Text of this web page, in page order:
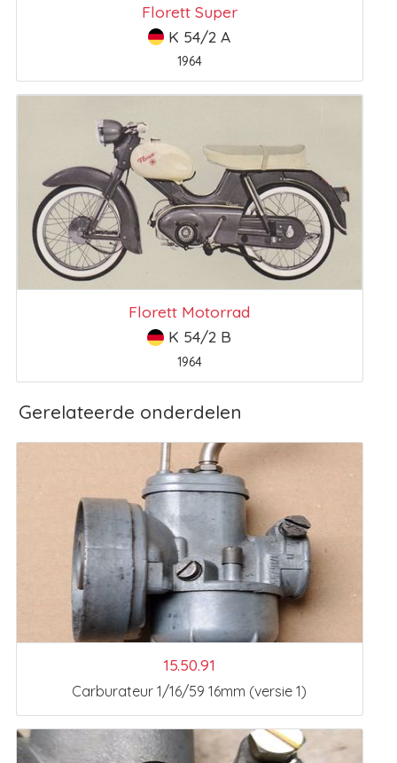
Florett Super
K 54/2 A
1964
Florett Motorrad
K 54/2 B
1964
Gerelateerde onderdelen
15.50.91
Carburateur 1/16/59 16mm (versie 1)